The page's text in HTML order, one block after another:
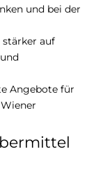
und bei der
auf
Angebote für